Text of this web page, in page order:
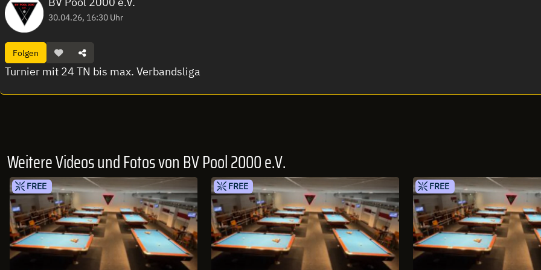
30.04.26, 16:30 Uhr
Folgen
Turnier mit 24 TN bis max. Verbandsliga
Weitere Videos und Fotos von BV Pool 2000 e.V.
FREE FREE FREE